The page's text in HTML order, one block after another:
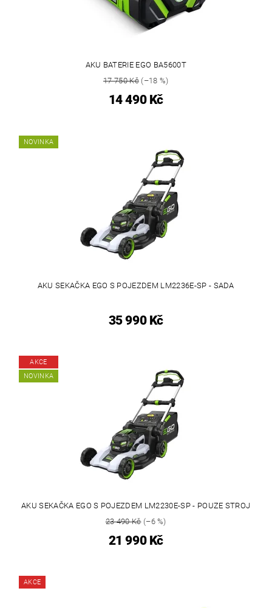
AKU BATERIE EGO BA5600T
17 750 Kč(–18 %)
14 490 Kč
NOVINKA
AKU SEKAČKA EGO S POJEZDEM LM2236E-SP - SADA
35 990 Kč
AKCE
NOVINKA
AKU SEKAČKA EGO S POJEZDEM LM2230E-SP - POUZE STROJ
23 490 Kč(–6 %)
21 990 Kč
AKCE